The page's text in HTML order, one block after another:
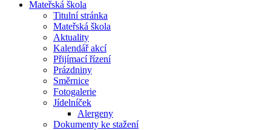
Mateřská škola
Titulní stránka
Mateřská škola
Aktuality
Kalendář akcí
Přijímací řízení
Prázdniny
Směrnice
Fotogalerie
Jídelníček
Alergeny
Dokumenty ke stažení